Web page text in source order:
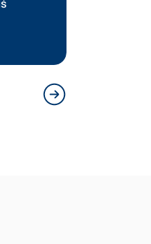
Następny slajd